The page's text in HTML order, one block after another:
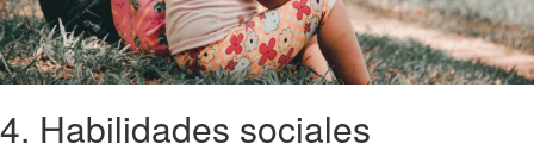
4. Habilidades sociales